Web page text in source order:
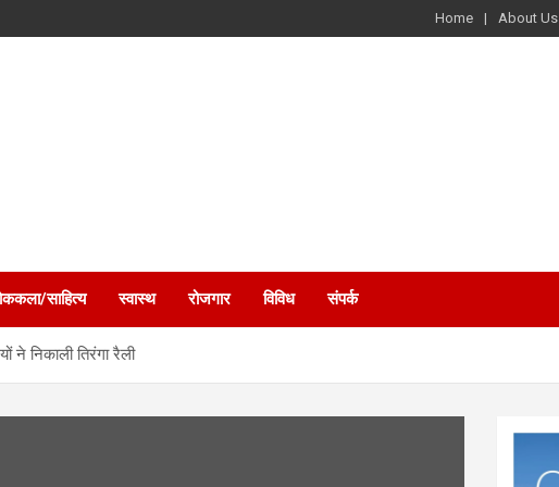
Home About Us
साहित्य स्वास्थ रोजगार विविध संपर्क
ने निकाली तिरंगा रैली